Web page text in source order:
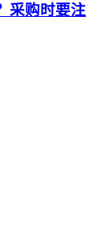
采购时要注